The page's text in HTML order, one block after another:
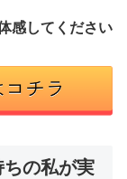
感してください
の私が実